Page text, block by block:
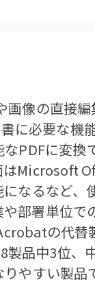
像の直接
に必要な機
PDFに変
Microsoft
なるなど、
部署単位で
の代替
品中3位、
やすい製品